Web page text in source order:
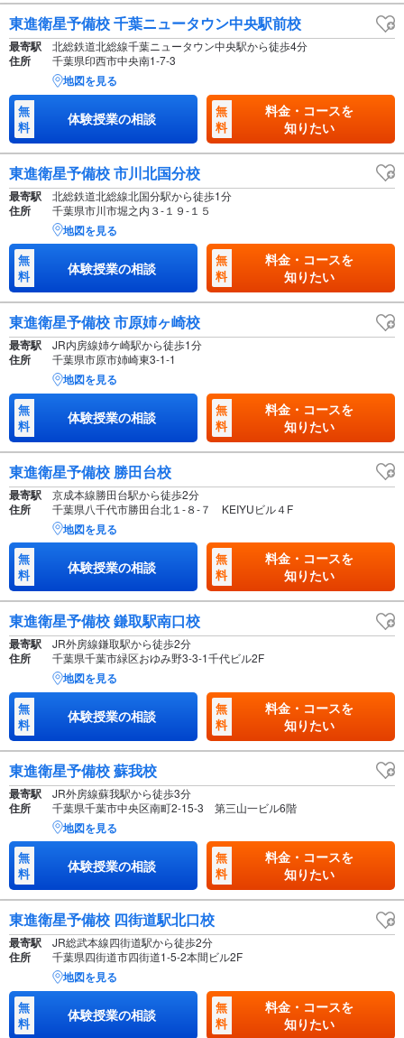
東進衛星予備校 千葉ニュータウン中央駅前校
最寄駅 北総鉄道北総線千葉ニュータウン中央駅から徒歩4分
住所 千葉県印西市中央南1-7-3
地図を見る
無
料
体験授業の相談
無
料
料金・コースを
知りたい
東進衛星予備校 市川北国分校
最寄駅 北総鉄道北総線北国分駅から徒歩1分
住所 千葉県市川市堀之内３-１９-１５
地図を見る
無
料
体験授業の相談
無
料
料金・コースを
知りたい
東進衛星予備校 市原姉ヶ崎校
最寄駅 JR内房線姉ケ崎駅から徒歩1分
住所 千葉県市原市姉崎東3-1-1
地図を見る
無
料
体験授業の相談
無
料
料金・コースを
知りたい
東進衛星予備校 勝田台校
最寄駅 京成本線勝田台駅から徒歩2分
住所 千葉県八千代市勝田台北１-８-７ KEIYUビル４F
地図を見る
無
料
体験授業の相談
無
料
料金・コースを
知りたい
東進衛星予備校 鎌取駅南口校
最寄駅 JR外房線鎌取駅から徒歩2分
住所 千葉県千葉市緑区おゆみ野3-3-1千代ビル2F
地図を見る
無
料
体験授業の相談
無
料
料金・コースを
知りたい
東進衛星予備校 蘇我校
最寄駅 JR外房線蘇我駅から徒歩3分
住所 千葉県千葉市中央区南町2-15-3 第三山一ビル6階
地図を見る
無
料
体験授業の相談
無
料
料金・コースを
知りたい
東進衛星予備校 四街道駅北口校
最寄駅 JR総武本線四街道駅から徒歩2分
住所 千葉県四街道市四街道1-5-2本間ビル2F
地図を見る
無
料
体験授業の相談
無
料
料金・コースを
知りたい